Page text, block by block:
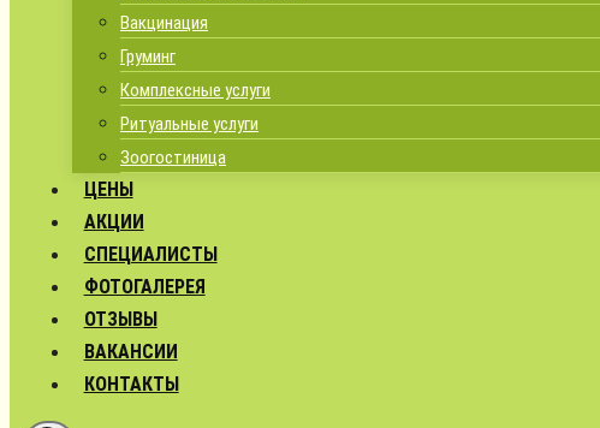
Вакцинация
Груминг
Комплексные услуги
Ритуальные услуги
Зоогостиница
ЦЕНЫ
АКЦИИ
СПЕЦИАЛИСТЫ
ФОТОГАЛЕРЕЯ
ОТЗЫВЫ
ВАКАНСИИ
КОНТАКТЫ